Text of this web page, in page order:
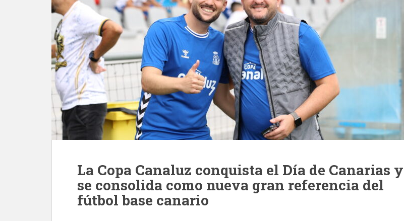
La Copa Canaluz conquista el Día de Canarias y
se consolida como nueva gran referencia del
fútbol base canario